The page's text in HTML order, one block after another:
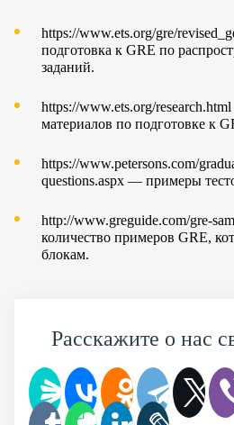
https://www.ets.org/gre/
подготовка к GRE по
заданий.
https://www.ets.org/research.html
материалов по подготовке к
https://www.petersons.com/
questions.aspx — примеры
http://www.greguide.com/gre-
количество примеров GRE,
блокам.
Расскажите о нас